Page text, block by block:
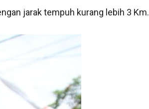
jarak tempuh kurang lebih 3 Km.